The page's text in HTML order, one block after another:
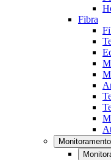
Fibra